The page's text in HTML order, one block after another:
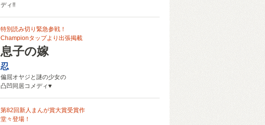
ディ!!
特別読み切り緊急参戦！
Championタップより出張掲載
息子の嫁
忍
偏屈オヤジと謎の少女の
凸凹同居コメディ♥
第82回新人まんが賞大賞受賞作
堂々登場！